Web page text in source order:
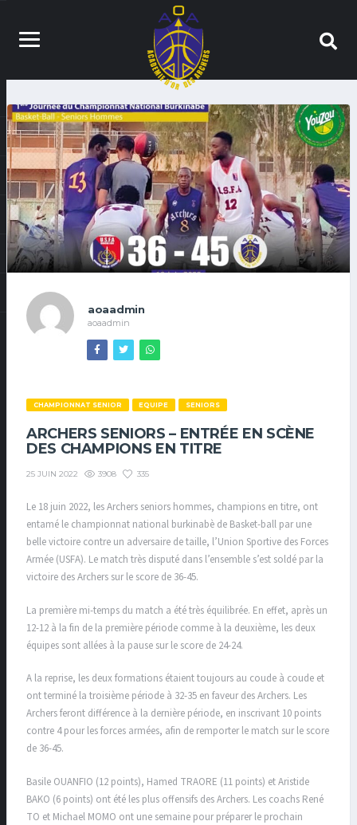
aoaadmin
aoaadmin
CHAMPIONNAT SENIOR EQUIPE SENIORS
ARCHERS SENIORS – ENTRÉE EN SCÈNE
DES CHAMPIONS EN TITRE
25 JUIN 2022 3908 335
Le 18 juin 2022, les Archers seniors hommes, champions en titre, ont
entamé le championnat national burkinabè de Basket-ball par une
belle victoire contre un adversaire de taille, l’Union Sportive des Forces
Armée (USFA). Le match très disputé dans l’ensemble s’est soldé par la
victoire des Archers sur le score de 36-45.
La première mi-temps du match a été très équilibrée. En effet, après un
12-12 à la fin de la première période comme à la deuxième, les deux
équipes sont allées à la pause sur le score de 24-24.
A la reprise, les deux formations étaient toujours au coude à coude et
ont terminé la troisième période à 32-35 en faveur des Archers. Les
Archers feront différence à la dernière période, en inscrivant 10 points
contre 4 pour les forces armées, afin de remporter le match sur le score
de 36-45.
Basile OUANFIO (12 points), Hamed TRAORE (11 points) et Aristide
BAKO (6 points) ont été les plus offensifs des Archers. Les coachs René
TO et Michael MOMO ont une semaine pour préparer le prochain